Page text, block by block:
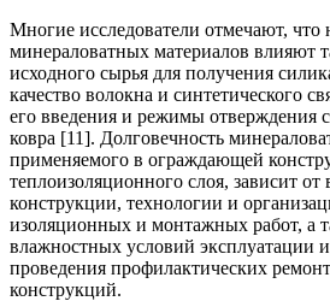
Многие исследователи отмечают, что
минераловатных материалов влияют
исходного сырья для получения
качество волокна и синтетического
его введения и режимы отверждения
ковра [11]. Долговечность
применяемого в ограждающей
теплоизоляционного слоя, зависит
конструкции, технологии и
изоляционных и монтажных работ, а
влажностных условий эксплуатации
проведения профилактических
конструкций.